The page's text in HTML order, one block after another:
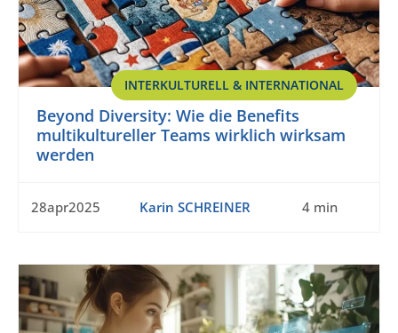
INTERKULTURELL & INTERNATIONAL
Beyond Diversity: Wie die Benefits
multikultureller Teams wirklich wirksam
werden
28apr2025 Karin SCHREINER 4 min